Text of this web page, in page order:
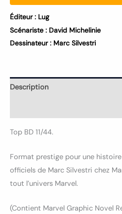
Éditeur : Lug
Scénariste : David Michelinie
Dessinateur : Marc Silvestri
Description
Top BD 11/44.
Format prestige pour une
officiels de Marc Silvestri chez
tout l’univers Marvel.
(Contient Marvel Graphic Novel